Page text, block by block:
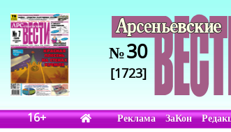
№30
[1723]
16+ Реклама ЗаКон